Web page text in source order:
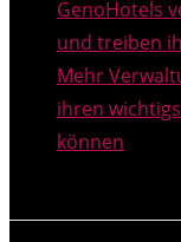
GenoHotels
und treiben
Mehr
ihren
können